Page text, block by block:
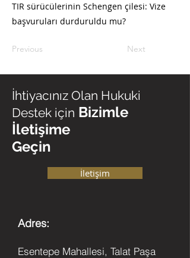
TIR sürücülerinin Schengen çilesi: Vize
başvuruları durduruldu mu?
Previous Next
İhtiyacınız Olan Hukuki
Destek için Bizimle
İletişime
Geçin
İletişim
Adres:
Esentepe Mahallesi, Talat Paşa